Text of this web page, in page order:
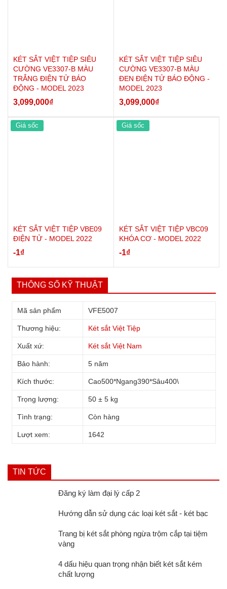
- Cách đóng : kiểm tra đồ bên trong trước khi đóng cửa - xoay tay
nắm qua trái - xoay khóa chìa qua trái rút ra.
* Sản phẩm bao gồm:
- 01 bộ khóa chìa chính
- 01 bộ khóa chìa dự phòng + 01 hộp pin dự phòng.
KÉT SẮT VIỆT TIỆP SIÊU
CƯỜNG VE3307-B MÀU
TRẮNG ĐIỆN TỬ BÁO
ĐỘNG - MODEL 2023
3,099,000₫
KÉT SẮT VIỆT TIỆP SIÊU
CƯỜNG VE3307-B MÀU
ĐEN ĐIỆN TỬ BÁO ĐỘNG -
MODEL 2023
3,099,000₫
Giá sốc
KÉT SẮT VIỆT TIỆP VBE09
ĐIỆN TỬ - MODEL 2022
-1₫
Giá sốc
KÉT SẮT VIỆT TIỆP VBC09
KHÓA CƠ - MODEL 2022
-1₫
THÔNG SỐ KỸ THUẬT
Mã sản phẩm VFE5007
Thương hiệu: Két sắt Việt Tiệp
Xuất xứ: Két sắt Việt Nam
Bảo hành: 5 năm
Kích thước: Cao500*Ngang390*Sâu400\
Trọng lượng: 50 ± 5 kg
Tình trạng: Còn hàng
Lượt xem: 1642
TIN TỨC
Đăng ký làm đại lý cấp 2
Hướng dẫn sử dụng các loại két sắt - két bạc
Trang bị két sắt phòng ngừa trộm cắp tại tiệm
vàng
4 dấu hiệu quan trọng nhận biết két sắt kém
chất lượng